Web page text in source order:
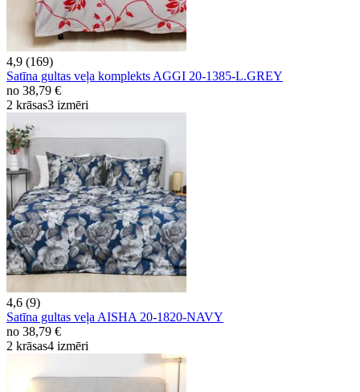
4,9 (169)
Satīna gultas veļa komplekts AGGI 20-1385-L.GREY
no 38,79 €
2 krāsas3 izmēri
4,6 (9)
Satīna gultas veļa AISHA 20-1820-NAVY
no 38,79 €
2 krāsas4 izmēri